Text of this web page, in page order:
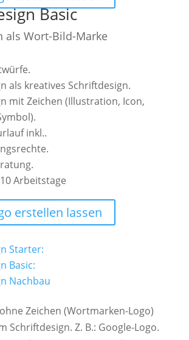
Basic
als Wort-Bild-Marke
als kreatives Schriftdesign.
mit Zeichen (Illustration, Icon,
inkl..
Arbeitstage
erstellen lassen
Starter:
Basic:
Nachbau
Zeichen (Wortmarken-Logo)
Schriftdesign. Z. B.: Google-Logo.